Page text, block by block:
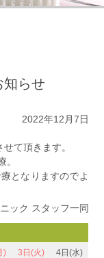
知らせ
2022年12月7日
て頂きます。
。
となりますのでよ
ック スタッフ一同
) 3日(火) 4日(水)